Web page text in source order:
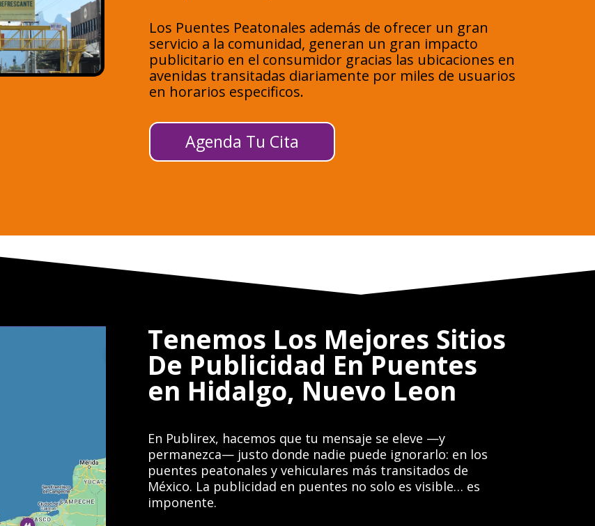
Los Puentes Peatonales además de ofrecer un gran
servicio a la comunidad, generan un gran impacto
publicitario en el consumidor gracias las ubicaciones en
avenidas transitadas diariamente por miles de usuarios
en horarios especificos.
Agenda Tu Cita
Tenemos Los Mejores Sitios
De Publicidad En Puentes
en Hidalgo, Nuevo Leon
En Publirex, hacemos que tu mensaje se eleve —y
permanezca— justo donde nadie puede ignorarlo: en los
puentes peatonales y vehiculares más transitados de
México. La publicidad en puentes no solo es visible… es
imponente.